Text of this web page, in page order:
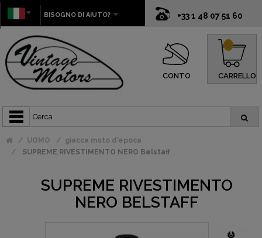
+33 1 48 07 51 60
BISOGNO DI AIUTO?
CONTO CARRELLO
0
UOMO
giacca moto d'epoca
SUPREME RIVESTIMENTO NERO Belstaff
SUPREME RIVESTIMENTO
NERO BELSTAFF